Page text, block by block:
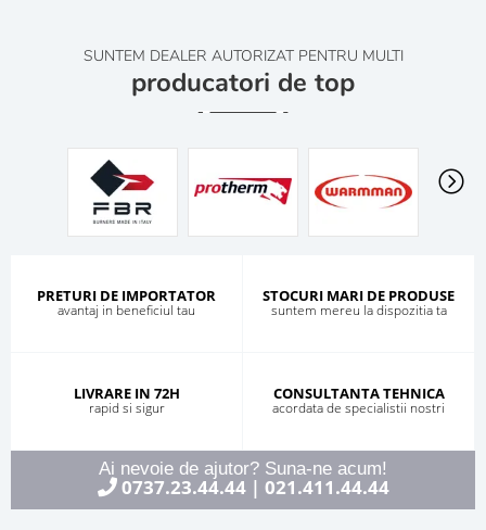
SUNTEM DEALER AUTORIZAT PENTRU MULTI
producatori de top
PRETURI DE IMPORTATOR
avantaj in beneficiul tau
STOCURI MARI DE PRODUSE
suntem mereu la dispozitia ta
LIVRARE IN 72H
rapid si sigur
CONSULTANTA TEHNICA
acordata de specialistii nostri
Ai nevoie de ajutor? Suna-ne acum!
0737.23.44.44| 021.411.44.44